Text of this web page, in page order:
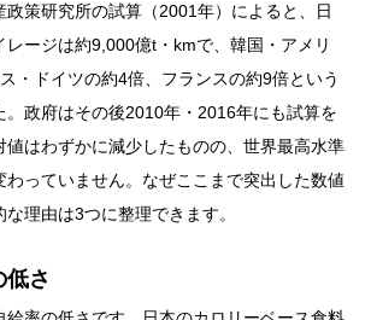
政策研究所の試算（2001年）によると、日
レージは約9,000億t・kmで、韓国・アメリ
・ドイツの約4倍、フランスの約9倍という
。政府はその後2010年・2016年にも試算を
値はわずかに減少したものの、世界最高水準
わっていません。なぜここまで突出した数値
理由は3つに整理できます。
さ